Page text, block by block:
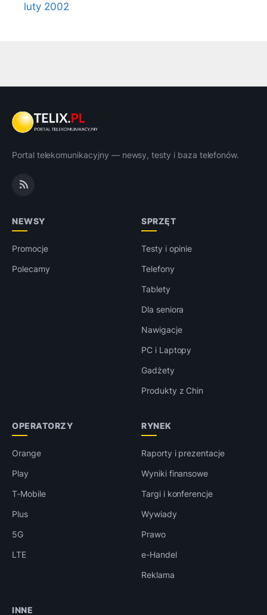
luty 2002
Portal telekomunikacyjny — newsy, testy i baza telefonów.
NEWSY
Promocje
Polecamy
SPRZĘT
Testy i opinie
Telefony
Tablety
Dla seniora
Nawigacje
PC i Laptopy
Gadżety
Produkty z Chin
OPERATORZY
Orange
Play
T-Mobile
Plus
5G
LTE
RYNEK
Raporty i prezentacje
Wyniki finansowe
Targi i konferencje
Wywiady
Prawo
e-Handel
Reklama
INNE